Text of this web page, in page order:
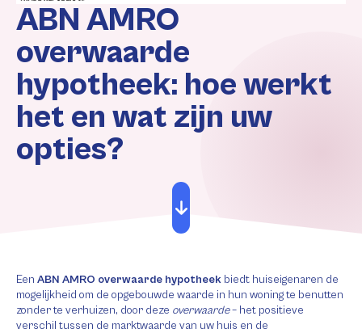
ABN AMRO
overwaarde
hypotheek: hoe werkt
het en wat zijn uw
opties?
Een ABN AMRO overwaarde hypotheek biedt huiseigenaren de
mogelijkheid om de opgebouwde waarde in hun woning te benutten
zonder te verhuizen, door deze overwaarde– het positieve
verschil tussen de marktwaarde van uw huis en de